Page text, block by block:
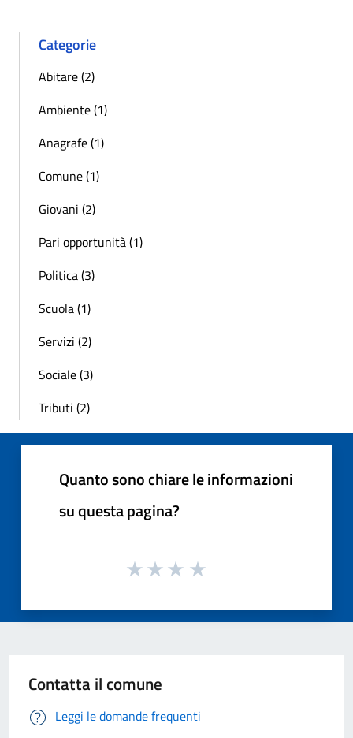
Categorie
Abitare (2)
Ambiente (1)
Anagrafe (1)
Comune (1)
Giovani (2)
Pari opportunità (1)
Politica (3)
Scuola (1)
Servizi (2)
Sociale (3)
Tributi (2)
Quanto sono chiare le informazioni
su questa pagina?
Contatta il comune
Leggi le domande frequenti